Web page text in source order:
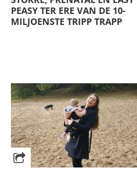
PEASY TER ERE VAN DE 10-
MILJOENSTE TRIPP TRAPP